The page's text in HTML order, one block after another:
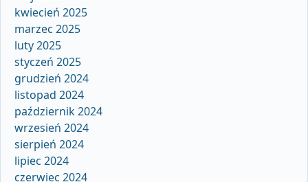
kwiecień 2025
marzec 2025
luty 2025
styczeń 2025
grudzień 2024
listopad 2024
październik 2024
wrzesień 2024
sierpień 2024
lipiec 2024
czerwiec 2024